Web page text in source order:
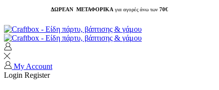
ΔΩΡΕΑΝ ΜΕΤΑΦΟΡΙΚΑ για αγορές άνω των 70€
My Account
Login Register